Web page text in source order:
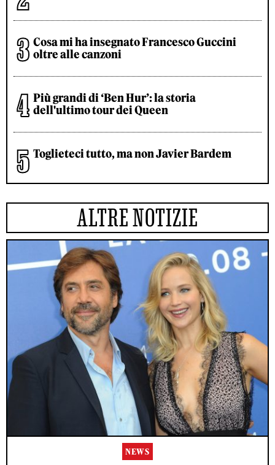
Cosa mi ha insegnato Francesco Guccini
oltre alle canzoni
Più grandi di ‘Ben Hur’: la storia
dell'ultimo tour dei Queen
Toglieteci tutto, ma non Javier Bardem
ALTRE NOTIZIE
NEWS